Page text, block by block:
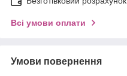
Всі умови оплати
Умови повернення